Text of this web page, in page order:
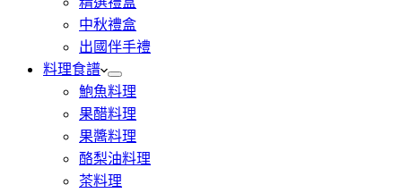
中秋禮盒
出國伴手禮
料理食譜
鮑魚料理
果醋料理
果醬料理
酪梨油料理
茶料理